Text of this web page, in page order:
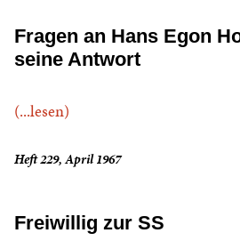
Fragen an Hans Egon
seine Antwort
(...lesen)
Heft 229, April 1967
Freiwillig zur SS